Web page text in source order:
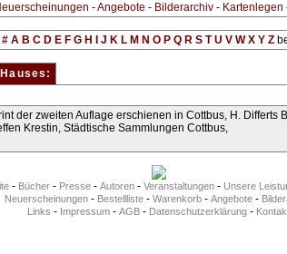
-Angebote - Bilderarchiv - Kartenlegen
# A B C D E F G H J K L M N O P Q R S T U V W X Y Z
der zweiten Auflage erschienen in Cottbus, H. Differts
Krestin, Städtische Sammlungen Cottbus,
- Bücher - Presse - Autoren - Veranstaltungen - Unsere
Neuerscheinungen- Bestellliste- Warenkorb- Angebote-
Links - Impressum - AGB - Datenschutzerklärung -